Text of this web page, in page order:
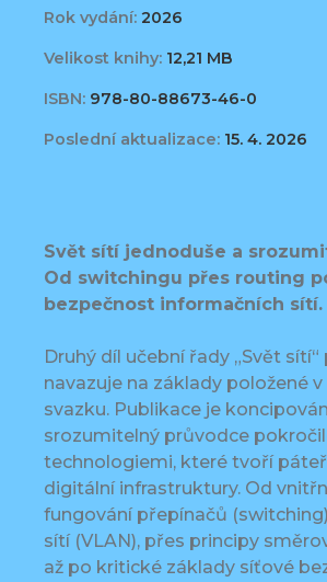
Rok vydání: 2026
Velikost knihy: 12,21 MB
ISBN: 978-80-88673-46-0
Poslední aktualizace: 15. 4. 2026
Svět sítí jednoduše a
Od switchingu přes routing
bezpečnost informačních sítí.
Druhý díl učební řady „Svět sítí“
navazuje na základy položené
svazku. Publikace je
srozumitelný průvodce
technologiemi, které tvoří
digitální infrastruktury. Od
fungování přepínačů
sítí (VLAN), přes principy
až po kritické základy síťové